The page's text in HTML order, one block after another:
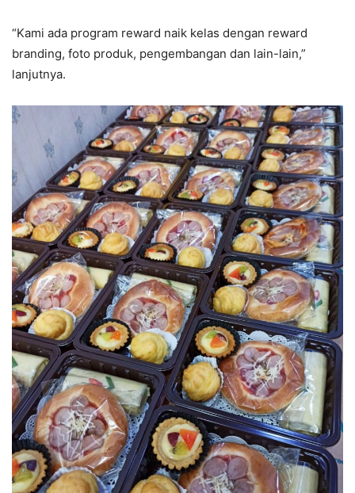
“Kami ada program reward naik kelas dengan reward
branding, foto produk, pengembangan dan lain-lain,”
lanjutnya.